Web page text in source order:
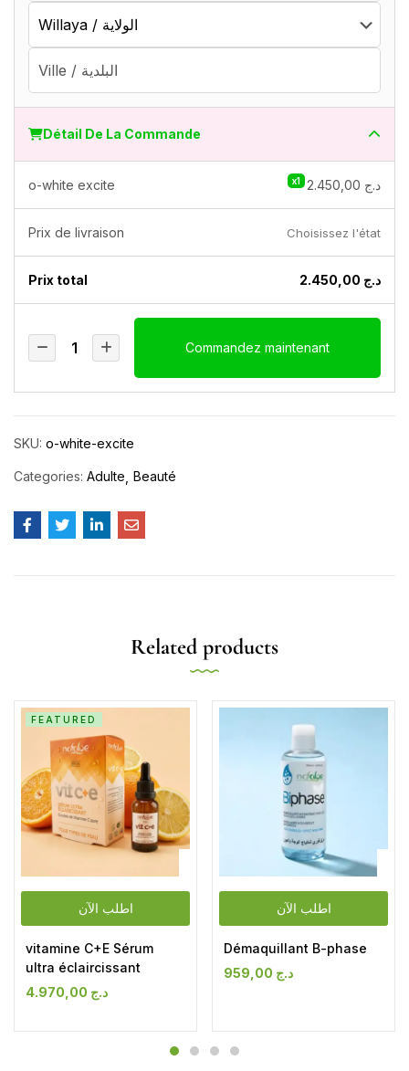
Détail De La Commande
o-white excite x1 د.ج
Prix ​​de livraison Choisissez l'état
Prix ​​total د.ج
Commandez maintenant
SKU: o-white-excite
Categories: Adulte Beauté
Related products
اطلب الآن
FEATURED
vitamine C+E Sérum
ultra éclaircissant
د.ج
اطلب الآن
Démaquillant B-phase
د.ج